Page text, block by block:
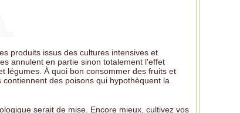
produits issus des cultures intensives et
annulent en partie sinon totalement l'effet
légumes. À quoi bon consommer des fruits et
des poisons qui hypothèquent la
serait de mise. Encore mieux, cultivez vos